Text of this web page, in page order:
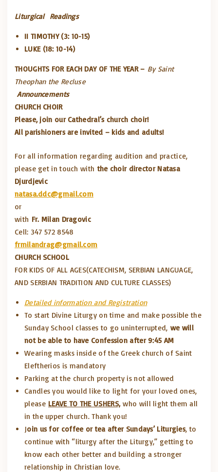
Liturgical Readings
II TIMOTHY (3: 10-15)
LUKE (18: 10-14)
THOUGHTS FOR EACH DAY OF THE YEAR – By Saint
Theophan the Recluse
Announcements
CHURCH CHOIR
Please, join our Cathedral’s church choir!
All parishioners are invited – kids and adults!
For all information regarding audition and practice,
please get in touch with the choir director Natasa
Djurdjevic
natasa.ddc@gmail.com
or
with Fr. Milan Dragovic
Cell: 347 572 8548
frmilandrag@gmail.com
CHURCH SCHOOL
FOR KIDS OF ALL AGES(CATECHISM, SERBIAN LANGUAGE,
AND SERBIAN TRADITION AND CULTURE CLASSES)
Detailed informationand Registration
To start Divine Liturgy on time and make possible the
Sunday School classes to go uninterrupted, we will
not be able to have Confession after 9:45 AM
Wearing masks inside of the Greek church of Saint
Eleftherios is mandatory
Parking at the church property is not allowed
Candles you would like to light for your loved ones,
please LEAVE TO THE USHERS,who will light them all
in the upper church. Thank you!
Join us for coffee or tea after Sundays’ Liturgies, to
continue with “liturgy after the Liturgy,” getting to
know each other better and building a stronger
relationship in Christian love.